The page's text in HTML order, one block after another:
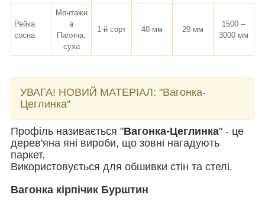
Рейка
сосна
Монтажн
а
Пиляна,
суха
1-й сорт 40 мм 20 мм
1500 --
3000 мм
УВАГА! НОВИЙ МАТЕРІАЛ: "Вагонка-
Цеглинка"
Профіль називається "Вагонка-Цеглинка" - це
дерев'яна яні вироби, що зовні нагадують
паркет.
Використовується для обшивки стін та стелі.
Вагонка кірпічик Бурштин